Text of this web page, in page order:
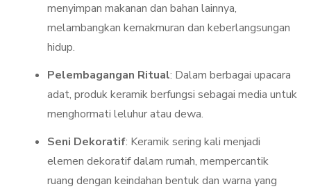
menyimpan makanan dan bahan lainnya,
melambangkan kemakmuran dan keberlangsungan
hidup.
Pelembagangan Ritual: Dalam berbagai upacara
adat, produk keramik berfungsi sebagai media untuk
menghormati leluhur atau dewa.
Seni Dekoratif: Keramik sering kali menjadi
elemen dekoratif dalam rumah, mempercantik
ruang dengan keindahan bentuk dan warna yang